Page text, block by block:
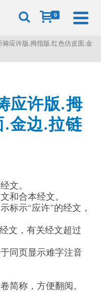
0
祷应许版.拇指版.红色仿皮面.金
应许版.拇
金边.拉链
文。
和合本经文。
标示“应许”的经文，
文，有关经文超过
同页显示难字注音
简称，方便翻阅。